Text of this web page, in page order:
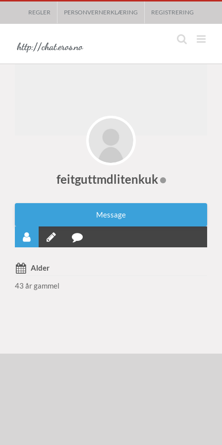
Skip
content
REGLER PERSONVERNERKLÆRING REGISTRERING
feitguttmdlitenkuk
Message
Alder
43 år gammel